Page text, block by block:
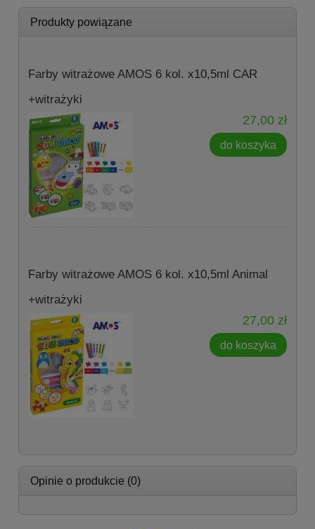
Produkty powiązane
Farby witrażowe AMOS 6 kol. x10,5ml CAR
+witrażyki
27,00 zł
do koszyka
Farby witrażowe AMOS 6 kol. x10,5ml Animal
+witrażyki
27,00 zł
do koszyka
Opinie o produkcie (0)